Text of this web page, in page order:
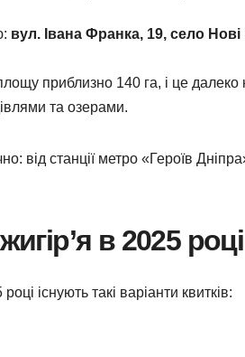
вул. Івана Франка, 19, село
приблизно 140 га, і це далеко
та озерами.
від станції метро «Героїв
в 2025 році
існують такі варіанти квитків: